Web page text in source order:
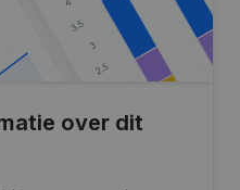
over dit